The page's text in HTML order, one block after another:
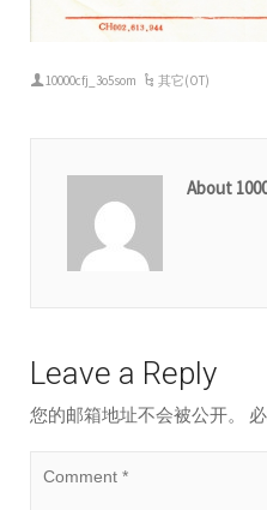
10000cfj_3o5som 其它(OT)
About
Leave a Reply
您的邮箱地址不会被公开。